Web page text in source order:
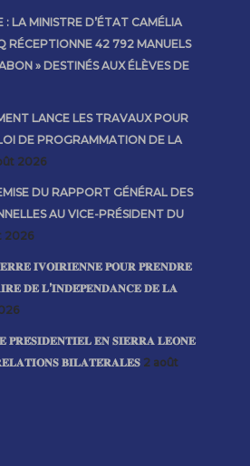
LA MINISTRE D’ÉTAT CAMÉLIA
RÉCEPTIONNE 42 792 MANUELS
» DESTINÉS AUX ÉLÈVES DE
LANCE LES TRAVAUX POUR
DE PROGRAMMATION DE LA
2026
DU RAPPORT GÉNÉRAL DES
AU VICE-PRÉSIDENT DU
2026
𝐈𝐕𝐎𝐈𝐑𝐈𝐄𝐍𝐍𝐄 𝐏𝐎𝐔𝐑 𝐏𝐑𝐄𝐍𝐃𝐑𝐄
𝐃𝐄 𝐋’𝐈𝐍𝐃𝐄́𝐏𝐄𝐍𝐃𝐀𝐍𝐂𝐄 𝐃𝐄 𝐋𝐀
𝐏𝐑𝐄́𝐒𝐈𝐃𝐄𝐍𝐓𝐈𝐄𝐋 𝐄𝐍 𝐒𝐈𝐄𝐑𝐑𝐀 𝐋𝐄𝐎𝐍𝐄
𝐁𝐈𝐋𝐀𝐓𝐄́𝐑𝐀𝐋𝐄𝐒 2 août